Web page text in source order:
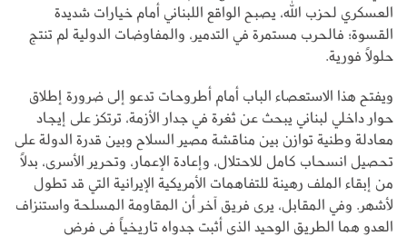
العسكري لحزب الله، يصبح الواقع اللبناني أمام خيارات شديدة
القسوة؛ فالحرب مستمرة في التدمير، والمفاوضات الدولية لم تنتج
حلولاً فورية.
ويفتح هذا الاستعصاء الباب أمام أطروحات تدعو إلى ضرورة إطلاق
حوار داخلي لبناني يبحث عن ثغرة في جدار الأزمة، ترتكز على إيجاد
معادلة وطنية توازن بين مناقشة مصير السلاح وبين قدرة الدولة على
تحصيل انسحاب كامل للاحتلال، وإعادة الإعمار، وتحرير الأسرى، بدلاً
من إبقاء الملف رهينة للتفاهمات الأمريكية الإيرانية التي قد تطول
لأشهر. وفي المقابل، يرى فريق آخر أن المقاومة المسلحة واستنزاف
العدو هما الطريق الوحيد الذي أثبت جدواه تاريخياً في فرض